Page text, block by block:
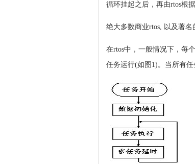
循环挂起之后，再由rtos根
绝大多数商业rtos, 以及著
在rtos中，一般情况下，每
任务运行(如图1)。当所有任